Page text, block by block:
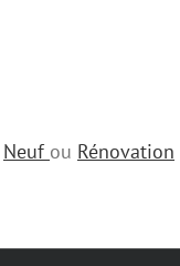
Neuf ou Rénovation